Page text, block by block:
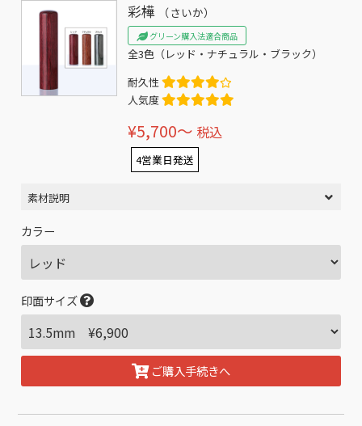
彩樺 （さいか）
グリーン購入法適合商品
全3色（レッド・ナチュラル・ブラック）
耐久性
人気度
¥5,700〜 税込
4営業日発送
素材説明
カラー
印面サイズ
ご購入手続きへ